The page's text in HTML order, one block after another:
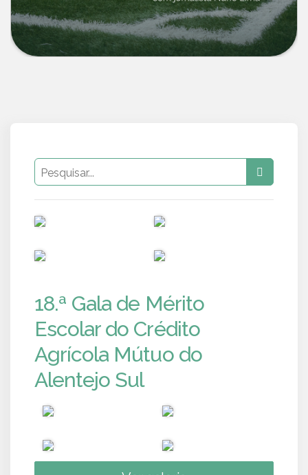
18.ª Gala de Mérito
Escolar do Crédito
Agrícola Mútuo do
Alentejo Sul